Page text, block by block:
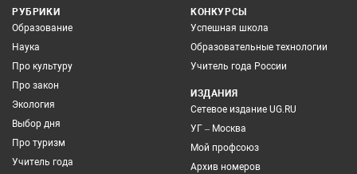
РУБРИКИ
Образование
Наука
Про культуру
Про закон
Экология
Выбор дня
Про туризм
Учитель года
КОНКУРСЫ
Успешная школа
Образовательные технологии
Учитель года России
ИЗДАНИЯ
Сетевое издание UG.RU
УГ – Москва
Мой профсоюз
Архив номеров